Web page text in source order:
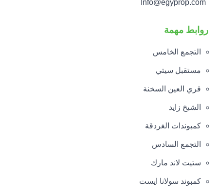
Info@egyprop.com
روابط مهمة
التجمع الخامس
مستقبل سيتي
قري العين السخنة
الشيخ زايد
كمبوندات الغردقة
التجمع السادس
ستيت لاند مارك
كمبوند سولانا ايست